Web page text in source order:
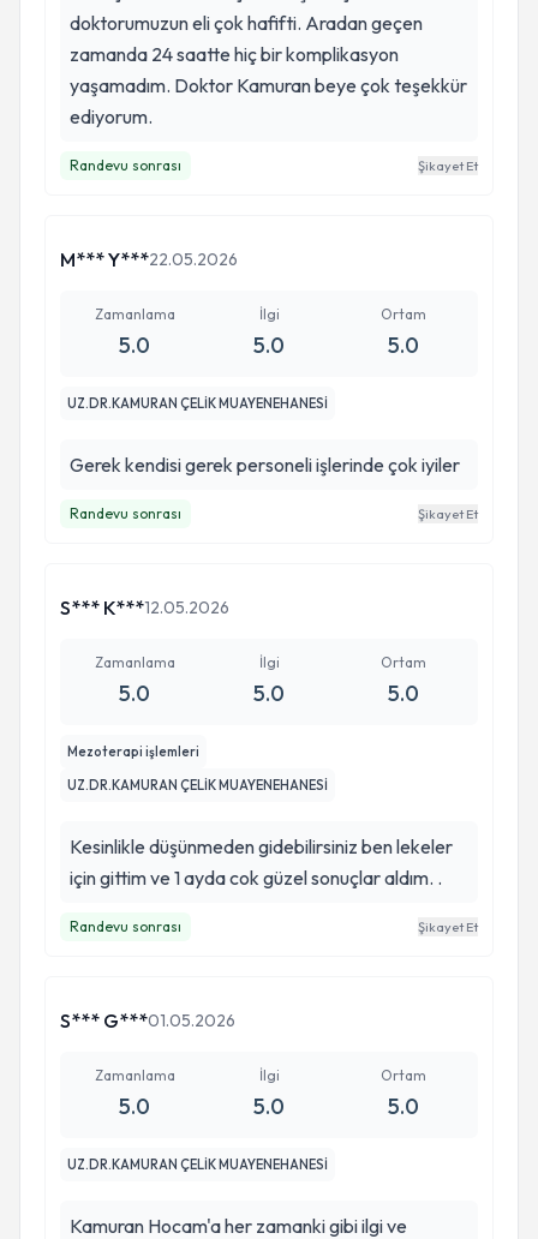
doktorumuzun eli çok hafifti. Aradan geçen
zamanda 24 saatte hiç bir komplikasyon
yaşamadım. Doktor Kamuran beye çok teşekkür
ediyorum.
Randevu sonrası Şikayet Et
M*** Y***22.05.2026
Zamanlama
5.0
İlgi
5.0
Ortam
5.0
UZ.DR.KAMURAN ÇELİK MUAYENEHANESİ
Gerek kendisi gerek personeli işlerinde çok iyiler
Randevu sonrası Şikayet Et
S*** K***12.05.2026
Zamanlama
5.0
İlgi
5.0
Ortam
5.0
Mezoterapi işlemleri
UZ.DR.KAMURAN ÇELİK MUAYENEHANESİ
Kesinlikle düşünmeden gidebilirsiniz ben lekeler
için gittim ve 1 ayda cok güzel sonuçlar aldım. .
Randevu sonrası Şikayet Et
S*** G***01.05.2026
Zamanlama
5.0
İlgi
5.0
Ortam
5.0
UZ.DR.KAMURAN ÇELİK MUAYENEHANESİ
Kamuran Hocam'a her zamanki gibi ilgi ve